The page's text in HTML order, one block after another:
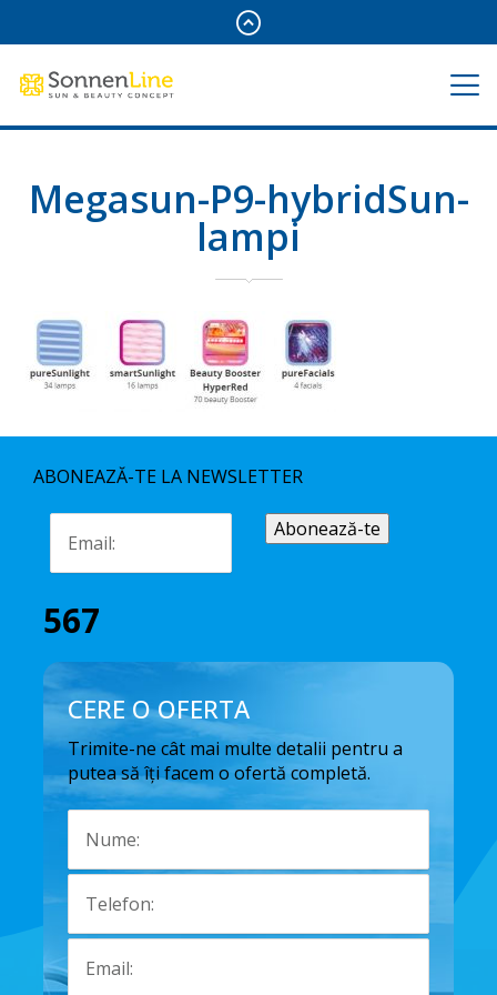
Megasun-P9-hybridSun-
lampi
ABONEAZĂ-TE LA NEWSLETTER
567
CERE O OFERTA
Trimite-ne cât mai multe detalii pentru a
putea să îți facem o ofertă completă.